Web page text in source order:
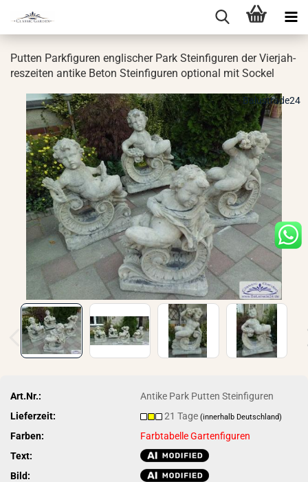
Put­ten Park­fi­gu­ren eng­li­scher Park Stein­fi­gu­ren der Vier­jah­
res­zei­ten an­ti­ke Beton Stein­fi­gu­ren op­tio­nal mit So­ckel
Balustrade24
Art.Nr.:
Antike Park Putten Steinfiguren
Lieferzeit:
21 Tage(innerhalb Deutschland)
Farben:
Farbtabelle Gartenfiguren
Text:
Bild: